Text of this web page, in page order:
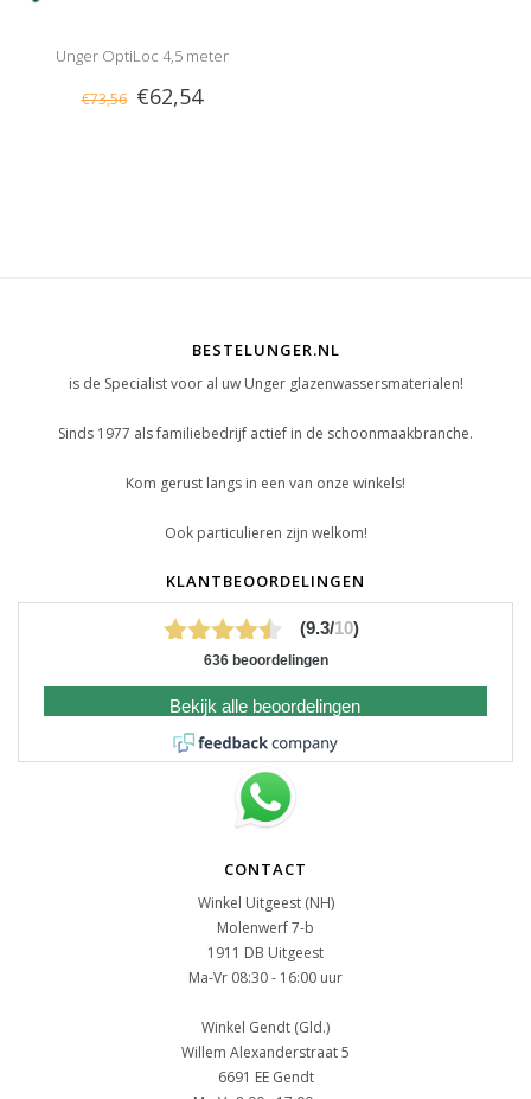
Unger OptiLoc 4,5 meter
€73,56 €62,54
BESTELUNGER.NL
is de Specialist voor al uw Unger glazenwassersmaterialen!
Sinds 1977 als familiebedrijf actief in de schoonmaakbranche.
Kom gerust langs in een van onze winkels!
Ook particulieren zijn welkom!
KLANTBEOORDELINGEN
(9.3/10)
636 beoordelingen
Bekijk alle beoordelingen
CONTACT
Winkel Uitgeest (NH)
Molenwerf 7-b
1911 DB Uitgeest
Ma-Vr 08:30 - 16:00 uur
Winkel Gendt (Gld.)
Willem Alexanderstraat 5
6691 EE Gendt